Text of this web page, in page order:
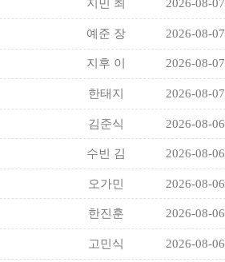
지민 최 2026-08-07
예준 장 2026-08-07
지후 이 2026-08-07
한태지 2026-08-07
김준식 2026-08-06
수빈 김 2026-08-06
오가민 2026-08-06
한진훈 2026-08-06
고민식 2026-08-06